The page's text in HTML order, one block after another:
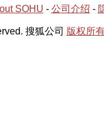
SOHU - 公司介绍 -
搜狐公司 版权所